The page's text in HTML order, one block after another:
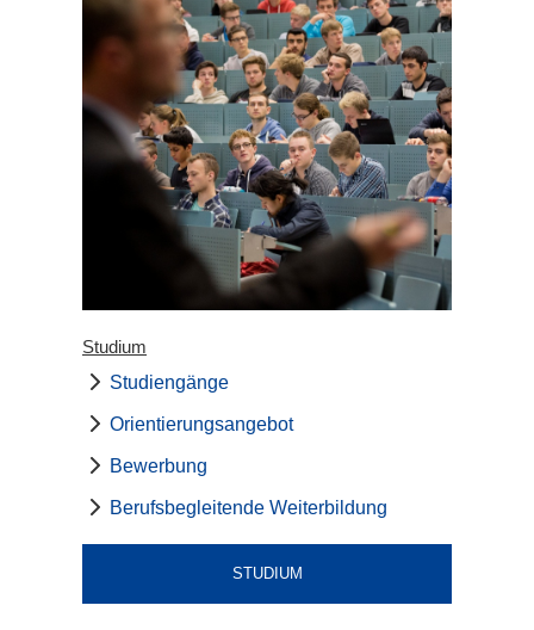
Studium
Studiengänge
Orientierungsangebot
Bewerbung
Berufsbegleitende Weiterbildung
STUDIUM